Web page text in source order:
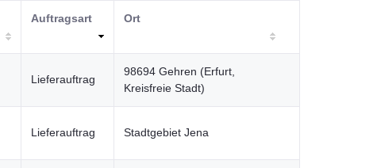
Auftragsart Ort
Lieferauftrag
98694 Gehren (Erfurt,
Kreisfreie Stadt)
Lieferauftrag Stadtgebiet Jena